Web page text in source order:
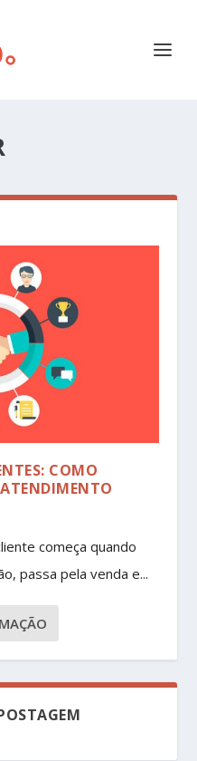
COMO
começa quando
passa pela venda e...